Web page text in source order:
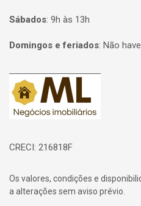
Sábados: 9h às 13h
Domingos e feriados: Não
Página inicial
CRECI: 216818F
Os valores, condições e
a alterações sem aviso prévio.